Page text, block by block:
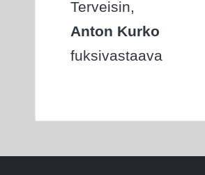
Terveisin,
Anton Kurko
fuksivastaava